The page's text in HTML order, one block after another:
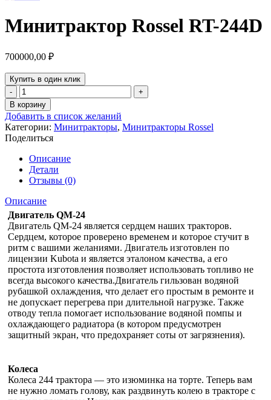
Минитрактор Rossel RT-244D
700000,00 ₽
Купить в один клик
Количество
товара
Минитрактор
Rossel
RT-
244D
В корзину
Добавить в список желаний
Категории: Минитракторы, Минитракторы Rossel
Поделиться
Описание
Детали
Отзывы (0)
Описание
Двигатель QM-24
Двигатель QM-24 является сердцем наших тракторов.
Сердцем, которое проверено временем и которое стучит в
ритм с вашими желаниями. Двигатель изготовлен по
лицензии Kubota и является эталоном качества, а его
простота изготовления позволяет использовать топливо не
всегда высокого качества.Двигатель гильзован водяной
рубашкой охлаждения, что делает его простым в ремонте и
не допускает перегрева при длительной нагрузке. Также
отводу тепла помогает использование водяной помпы и
охлаждающего радиатора (в котором предусмотрен
защитный экран, что предохраняет соты от загрязнения).
Колеса
Колеса 244 трактора — это изюминка на торте. Теперь вам
не нужно ломать голову, как раздвинуть колею в тракторе с